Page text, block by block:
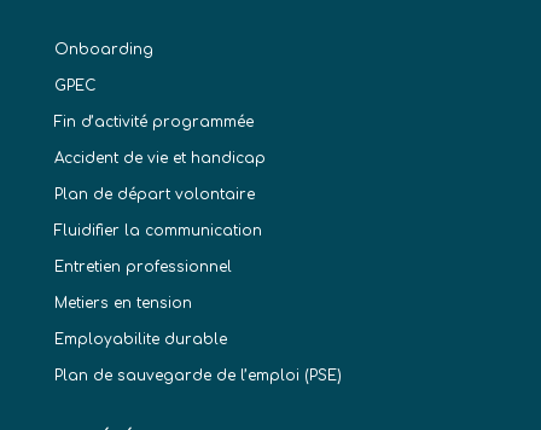
Onboarding
GPEC
Fin d’activité programmée
Accident de vie et handicap
Plan de départ volontaire
Fluidifier la communication
Entretien professionnel
Metiers en tension
Employabilite durable
Plan de sauvegarde de l’emploi (PSE)